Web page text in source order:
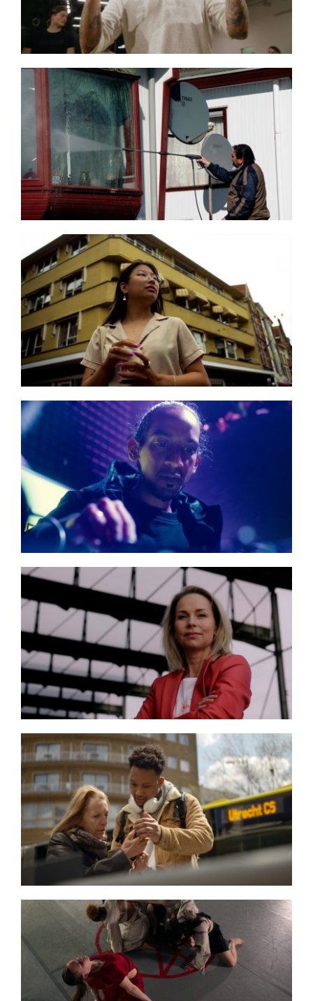
REIZIGERS
Platform31
VERBREED JE HORIZON
Pan Asian Collective
NO MAN’S LAND
Fonds voor Cultuurparticipatie
ORGANISEER JE WERKGELUK
Use Your Talents
NETWORK ACADEMY
Cisco
ZERO WASTE FASHION
Free Prisoners